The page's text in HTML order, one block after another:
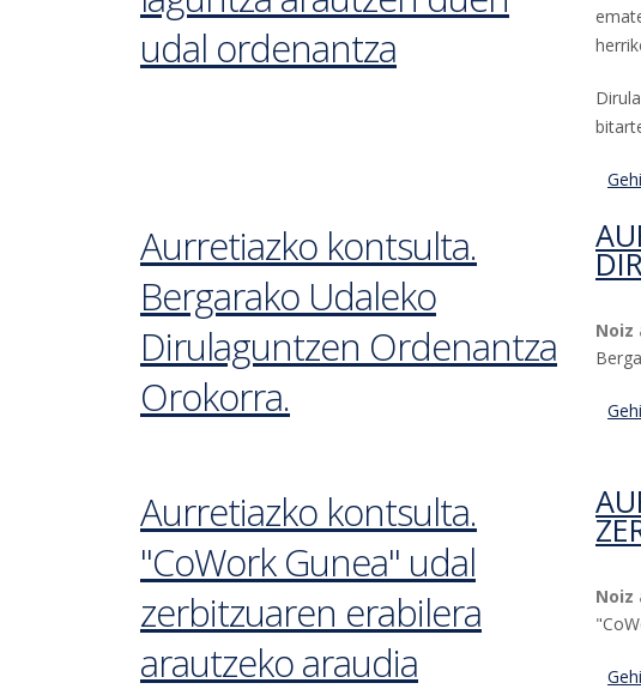
udal ordenantza
Aurretiazko kontsulta.
Bergarako Udaleko
Dirulaguntzen Ordenantza
Orokorra.
Noiz
Aurretiazko kontsulta.
"CoWork Gunea" udal
zerbitzuaren erabilera
arautzeko araudia
Noiz